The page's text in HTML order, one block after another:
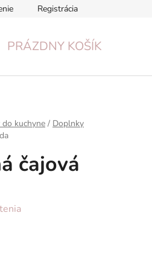
odstúpenie od zmluvy
Registrácia
PRÁZDNY KOŠÍK
kuchyne / Doplnky
čajová